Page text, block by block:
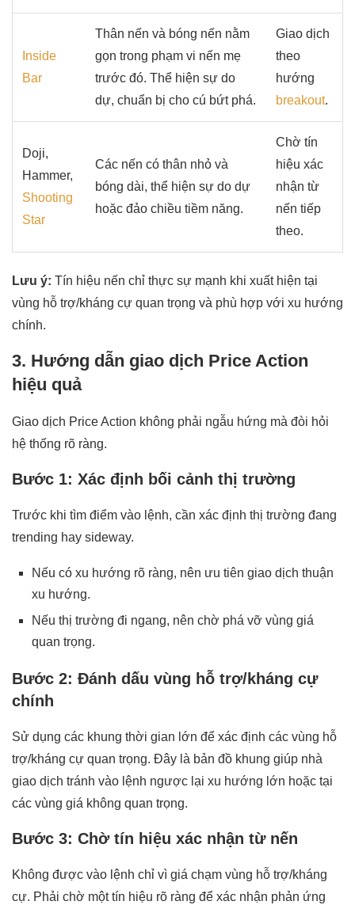
Inside
Bar
Thân nến và bóng nến nằm
gọn trong phạm vi nến mẹ
trước đó. Thể hiện sự do
dự, chuẩn bị cho cú bứt phá.
Giao dịch
theo
hướng
breakout.
Doji,
Hammer,
Shooting
Star
Các nến có thân nhỏ và
bóng dài, thể hiện sự do dự
hoặc đảo chiều tiềm năng.
Chờ tín
hiệu xác
nhận từ
nến tiếp
theo.
Lưu ý: Tín hiệu nến chỉ thực sự mạnh khi xuất hiện tại
vùng hỗ trợ/kháng cự quan trọng và phù hợp với xu hướng
chính.
3. Hướng dẫn giao dịch Price Action
hiệu quả
Giao dịch Price Action không phải ngẫu hứng mà đòi hỏi
hệ thống rõ ràng.
Bước 1: Xác định bối cảnh thị trường
Trước khi tìm điểm vào lệnh, cần xác định thị trường đang
trending hay sideway.
Nếu có xu hướng rõ ràng, nên ưu tiên giao dịch thuận
xu hướng.
Nếu thị trường đi ngang, nên chờ phá vỡ vùng giá
quan trọng.
Bước 2: Đánh dấu vùng hỗ trợ/kháng cự
chính
Sử dụng các khung thời gian lớn để xác định các vùng hỗ
trợ/kháng cự quan trọng. Đây là bản đồ khung giúp nhà
giao dịch tránh vào lệnh ngược lại xu hướng lớn hoặc tại
các vùng giá không quan trọng.
Bước 3: Chờ tín hiệu xác nhận từ nến
Không được vào lệnh chỉ vì giá chạm vùng hỗ trợ/kháng
cự. Phải chờ một tín hiệu rõ ràng để xác nhận phản ứng